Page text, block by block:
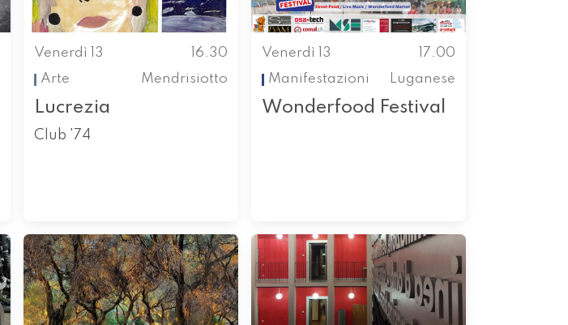
Venerdì 13
16.30
Arte
Mendrisiotto
Lucrezia
Club '74
Venerdì 13
17.00
Manifestazioni
Luganese
Wonderfood Festival